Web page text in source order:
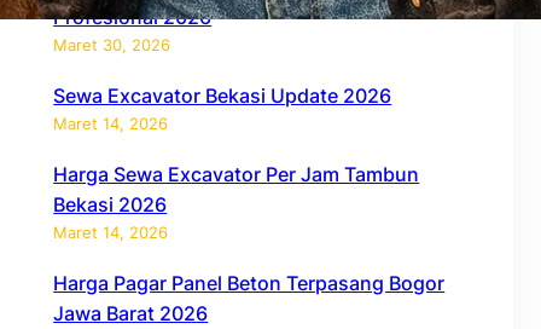
Profesional 2026
Maret 30, 2026
Sewa Excavator Bekasi Update 2026
Maret 14, 2026
Harga Sewa Excavator Per Jam Tambun
Bekasi 2026
Maret 14, 2026
Harga Pagar Panel Beton Terpasang Bogor
Jawa Barat 2026